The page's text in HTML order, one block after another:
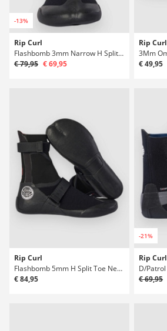
-13%
Rip Curl
Flashbomb 3mm Narrow H Split Toe Neoprénové boty
€ 79,95 € 69,95
Rip Curl
€ 49,95
Rip Curl
Flashbomb 5mm H Split Toe Neoprénové boty
€ 84,95
-21%
Rip Curl
€ 69,95